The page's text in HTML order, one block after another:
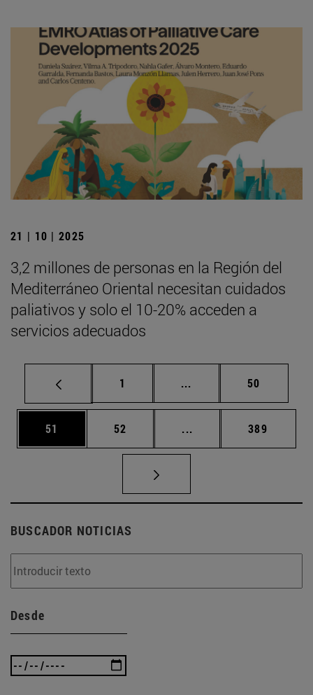
21 | 10 | 2025
3,2 millones de personas en la Región del
Mediterráneo Oriental necesitan cuidados
paliativos y solo el 10-20% acceden a
servicios adecuados
Página
1 ... Páginas intermedias
Página
50
Página
51 Página
52 ... Páginas intermedias
Página
389
BUSCADOR NOTICIAS
Desde